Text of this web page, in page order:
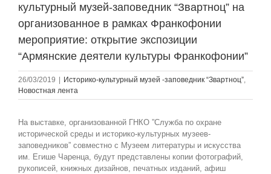
культурный музей-заповедник “Звартноц” на
организованное в рамках Франкофонии
мероприятие: открытие экспозиции
“Армянские деятели культуры Франкофонии”
26/03/2019 | Историко-культурный музей -заповедник “Звартноц”
Новостная лента
На выставке, организованной ГНКО ”Служба по охране
исторической среды и историко-культурных музеев-
заповедников” совместно с Музеем литературы и искусства
им. Егише Чаренца, будут представлены копии фотографий,
рукописей, книжных дизайнов, печатных изданий, афиш